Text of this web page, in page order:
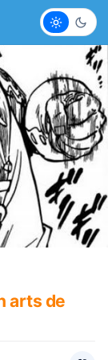
Claro
arts de